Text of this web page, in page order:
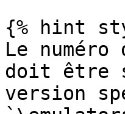
{% hint
Le
doit être
version